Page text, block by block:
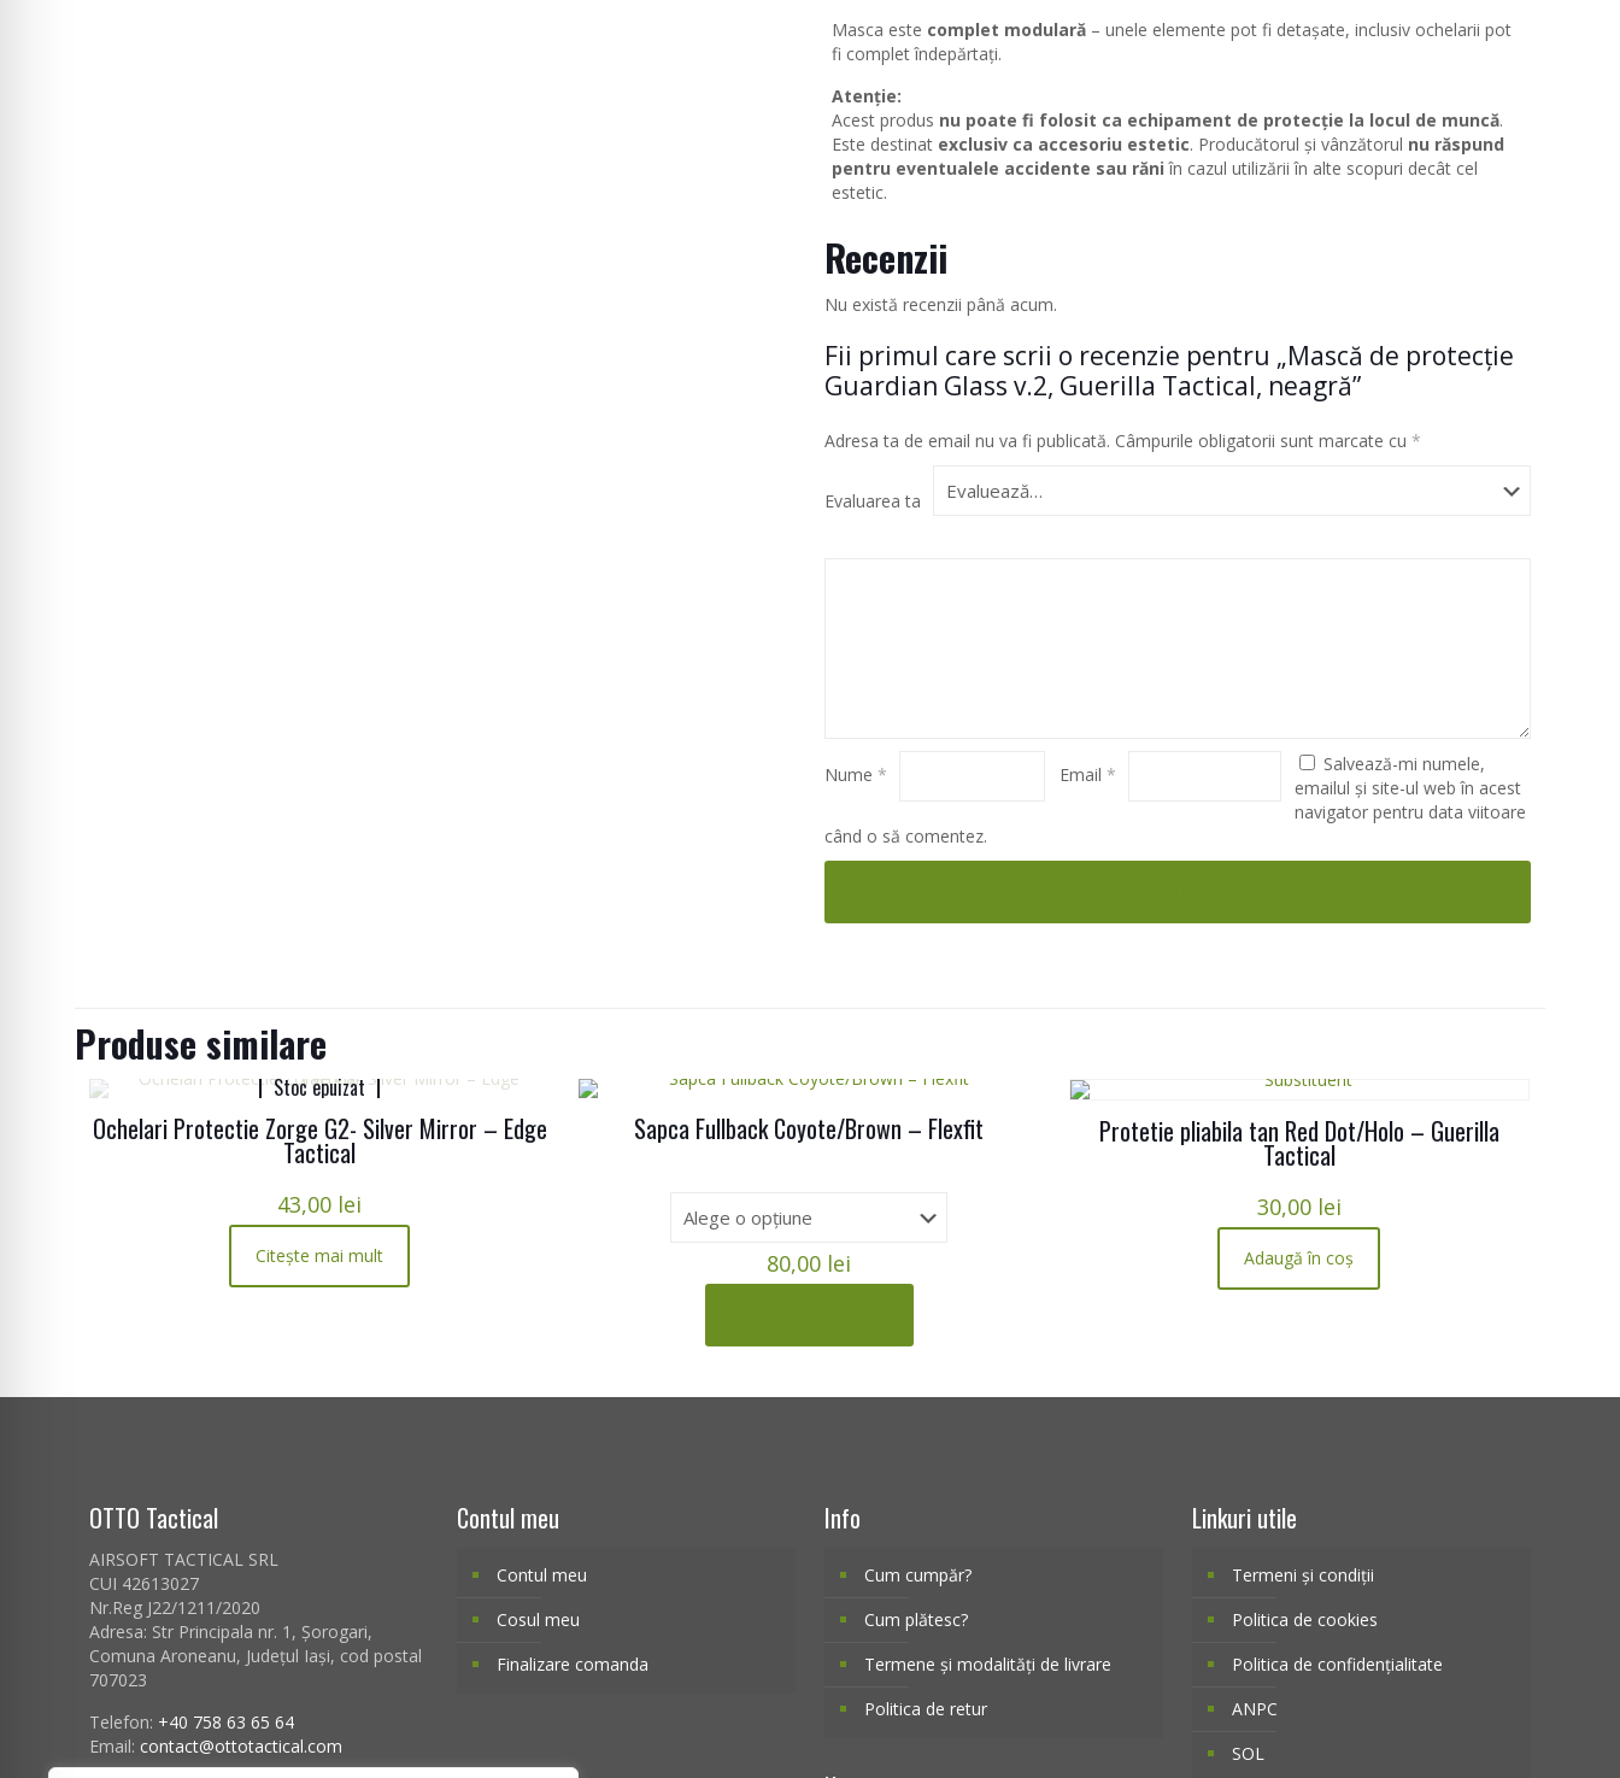
Masca este complet modulară– unele elemente pot fi detașate, inclusiv ochelarii pot
fi complet îndepărtați.
Atenție:
Acest produs nu poate fi folosit ca echipament de protecție la locul de muncă.
Este destinat exclusiv ca accesoriu estetic. Producătorul și vânzătorul nu răspund
pentru eventualele accidente sau răni în cazul utilizării în alte scopuri decât cel
estetic.
Recenzii
Nu există recenzii până acum.
Fii primul care scrii o recenzie pentru „Mască de protecție
Guardian Glass v.2, Guerilla Tactical, neagră”
Adresa ta de email nu va fi publicată. Câmpurile obligatorii sunt marcate cu *
Evaluarea ta
Nume * Email*
Salvează-mi numele,
emailul și site-ul web în acest
navigator pentru data viitoare
când o să comentez.
Produse similare
Stoc epuizat
Ochelari Protectie Zorge G2- Silver Mirror – Edge
Tactical
43,00 lei
Citește mai mult
Sapca Fullback Coyote/Brown – Flexfit
80,00 lei
produs
mai
Protetie pliabila tan Red Dot/Holo – Guerilla
Tactical
30,00 lei
Adaugă în coș
OTTO Tactical
AIRSOFT TACTICAL SRL
CUI 42613027
Nr.Reg J22/1211/2020
Adresa: Str Principala nr. 1 , Șorogari,
Comuna Aroneanu, Județul Iași, cod postal
707023
Telefon: +40 758 63 65 64
Email: contact@ottotactical.com
Contul meu
Contul meu
Cosul meu
Finalizare comanda
Info
Cum cumpăr?
Cum plătesc?
Termene și modalități de livrare
Politica de retur
Linkuri utile
Termeni și condiții
Politica de cookies
Politica de confidențialitate
ANPC
SOL